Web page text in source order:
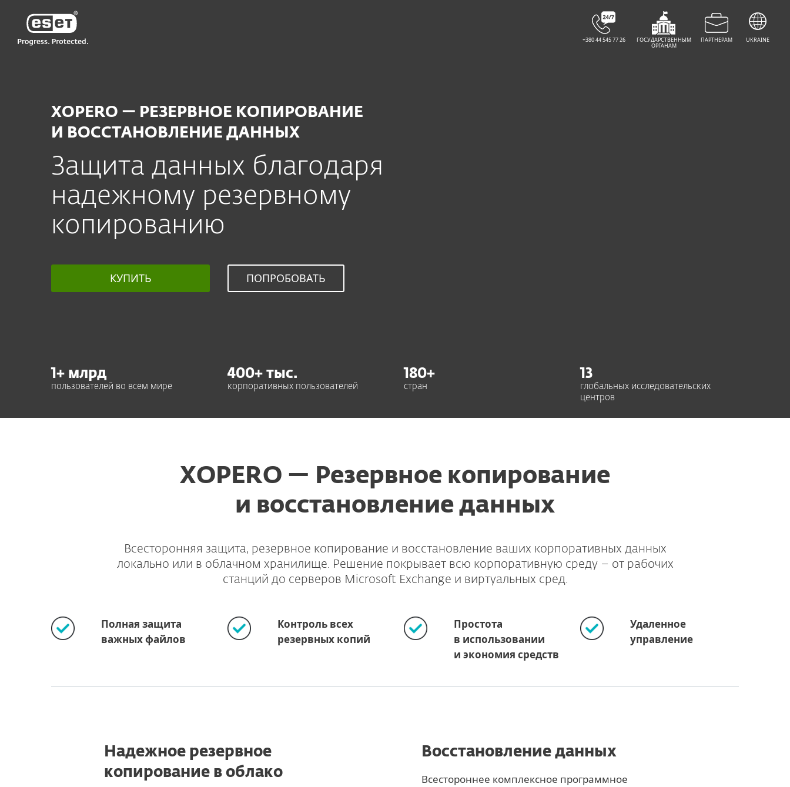
XOPERO — РЕЗЕРВНОЕ КОПИРОВАНИЕ
И ВОССТАНОВЛЕНИЕ ДАННЫХ
Защита данных благодаря
надежному резервному
копированию
КУПИТЬ ПОПРОБОВАТЬ
1 + млрд
пользователей во всем мире
400+ тыс.
корпоративных пользователей
180+
стран
13
глобальных исследовательских
центров
XOPERO — Резервное копирование
и восстановление данных
Всесторонняя защита, резервное копирование и восстановление ваших корпоративных данных
локально или в облачном хранилище. Решение покрывает всю корпоративную среду – от рабочих
станций до серверов Microsoft Exchange и виртуальных сред.
Полная защита
важных файлов
Контроль всех
резервных копий
Простота
в использовании
и экономия средств
Удаленное
управление
Надежное резервное
копирование в облако
Восстановление данных
Всестороннее комплексное программное
UA-RUДля бизнеса КУПИТЬ ПОПРОБОВАТЬ
ESET
+380 44 545 77 26 ГОСУДАРСТВЕННЫМ
ОРГАНАМ
ПАРТНЕРАМ UKRAINE